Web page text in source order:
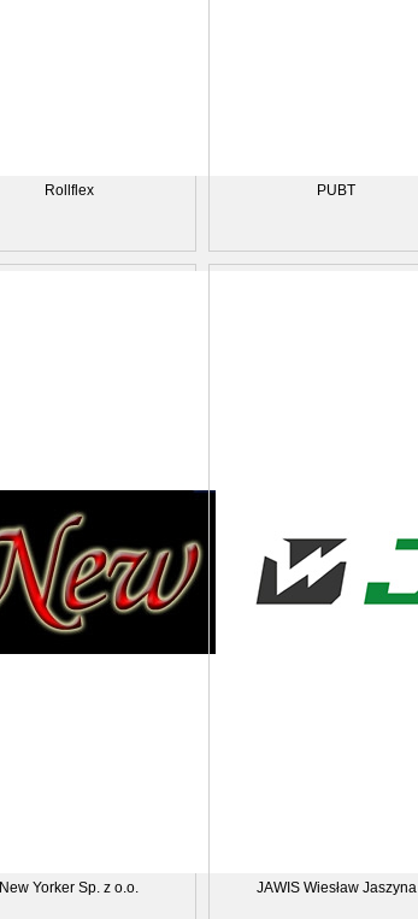
Rollflex PUBT
New Yorker Sp. z o.o. JAWIS Wiesław Jaszyna